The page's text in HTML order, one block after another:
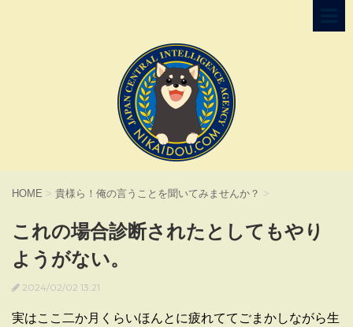
HOME > 貴様ら！俺の言うことを聞いてみませんか？ >
これの場合診断されたとしてもやり
ようがない。
2024/02/02 13:21
実はここ二か月くらいほんとに疲れててごまかしながら生